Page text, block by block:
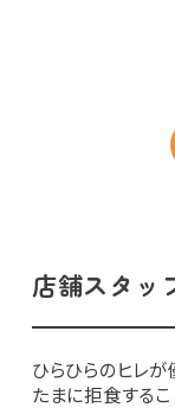
店舗スタッ
ひらひらのヒレが
たまに拒食する